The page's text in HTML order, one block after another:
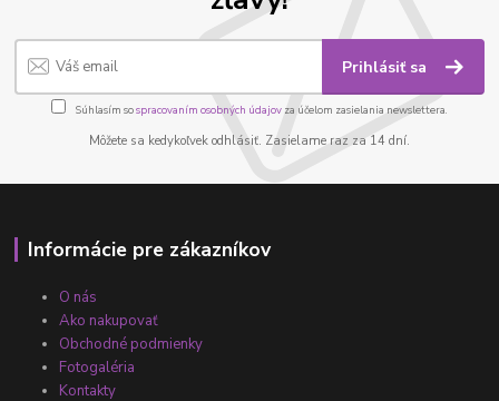
Prihlásiť sa
Súhlasím sospracovaním osobných údajov za účelom zasielania newslettera.
Môžete sa kedykoľvek odhlásiť. Zasielame raz za 14 dní.
Informácie pre zákazníkov
O nás
Ako nakupovať
Obchodné podmienky
Fotogaléria
Kontakty